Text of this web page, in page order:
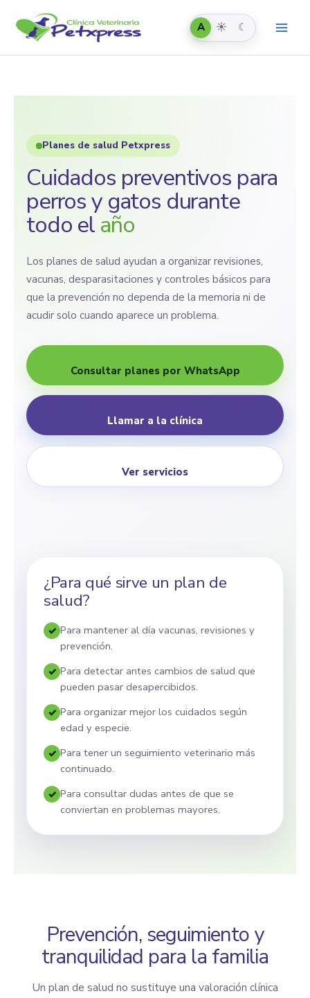
contenido
A
☀
☾
Planes de salud Petxpress
Cuidados preventivos para
perros y gatos durante
todo el año
Los planes de salud ayudan a organizar revisiones,
vacunas, desparasitaciones y controles básicos para
que la prevención no dependa de la memoria ni de
acudir solo cuando aparece un problema.
Consultar planes por WhatsApp
Llamar a la clínica
Ver servicios
¿Para qué sirve un plan de
salud?
Para mantener al día vacunas, revisiones y
prevención.
Para detectar antes cambios de salud que
pueden pasar desapercibidos.
Para organizar mejor los cuidados según
edad y especie.
Para tener un seguimiento veterinario más
continuado.
Para consultar dudas antes de que se
conviertan en problemas mayores.
Prevención, seguimiento y
tranquilidad para la familia
Un plan de salud no sustituye una valoración clínica